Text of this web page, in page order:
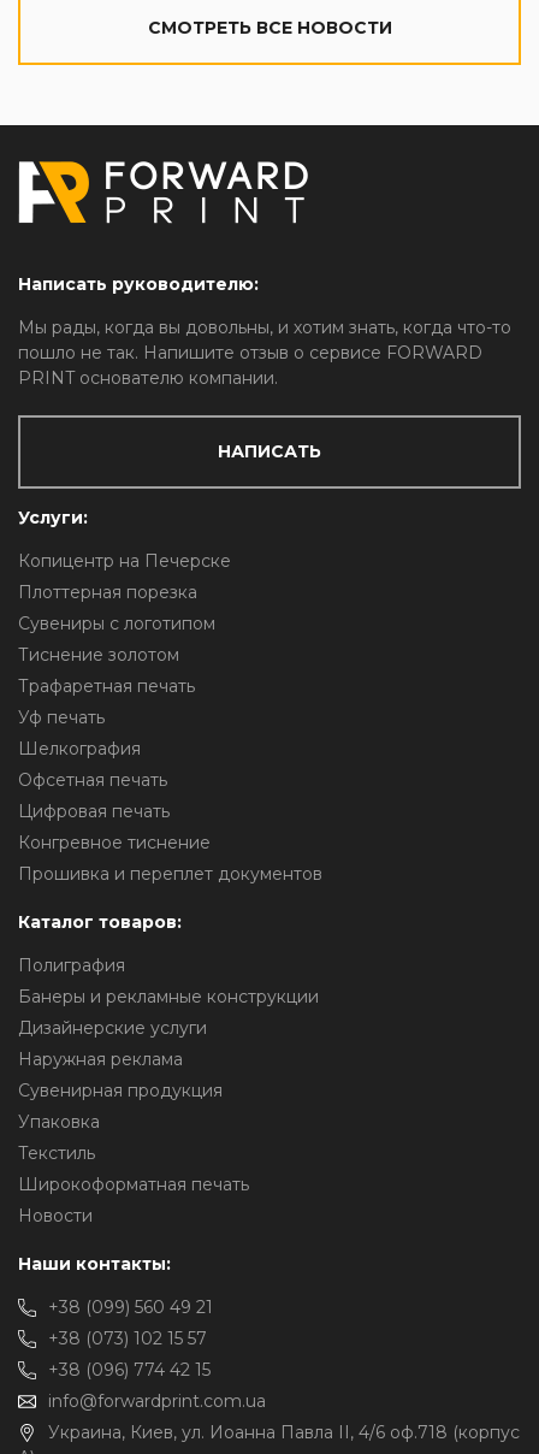
CМОТРЕТЬ ВСЕ НОВОСТИ
Написать руководителю:
Мы рады, когда вы довольны, и хотим знать, когда что-то
пошло не так. Напишите отзыв о сервисе FORWARD
PRINT основателю компании.
НАПИСАТЬ
Услуги:
Копицентр на Печерске
Плоттерная порезка
Сувениры с логотипом
Тиснение золотом
Трафаретная печать
Уф печать
Шелкография
Офсетная печать
Цифровая печать
Конгревное тиснение
Прошивка и переплет документов
Каталог товаров:
Полиграфия
Банеры и рекламные конструкции
Дизайнерские услуги
Наружная реклама
Сувенирная продукция
Упаковка
Текстиль
Широкоформатная печать
Новости
Наши контакты:
+38 (099) 560 49 21
+38 (073) 102 15 57
+38 (096) 774 42 15
info@forwardprint.com.ua
Украина, Киев, ул. Иоанна Павла II, 4/6 оф.718 (корпус